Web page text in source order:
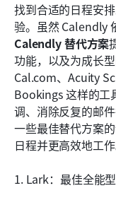
找到合适的日程安
验。虽然 Calendly
Calendly 替代方案
功能，以及为成长
Cal.com、Acuity
Bookings 这样的工
调、消除反复的邮
一些最佳替代方案
日程并更高效地工作
1. Lark：最佳全能
在选择 Calendly
完整列表：你需
如何选择合适的
结论
常见问题